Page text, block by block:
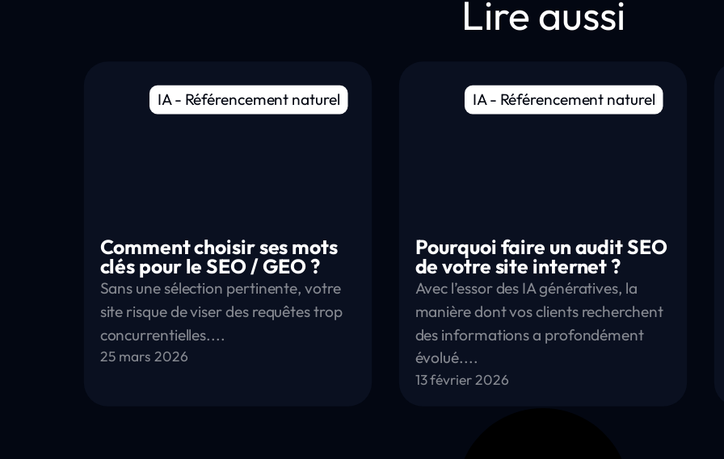
Lire aussi
IA- Référencement naturel
Comment choisir ses mots
clés pour le SEO / GEO ?
Sans une sélection pertinente, votre
site risque de viser des requêtes trop
concurrentielles....
25 mars 2026
IA- Référencement naturel
Pourquoi faire un audit SEO
de votre site internet ?
Avec l’essor des IA génératives, la
manière dont vos clients recherchent
des informations a profondément
évolué....
13 février 2026